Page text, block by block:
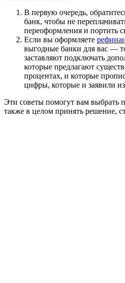
В первую очередь,
банк, чтобы не
переоформления и портить
Если вы оформляете
выгодные банки для вас —
заставляют подключать
которые предлагают
процентах, и которые
цифры, которые и заявили
Эти советы помогут вам выбрать
также в целом принять решение,